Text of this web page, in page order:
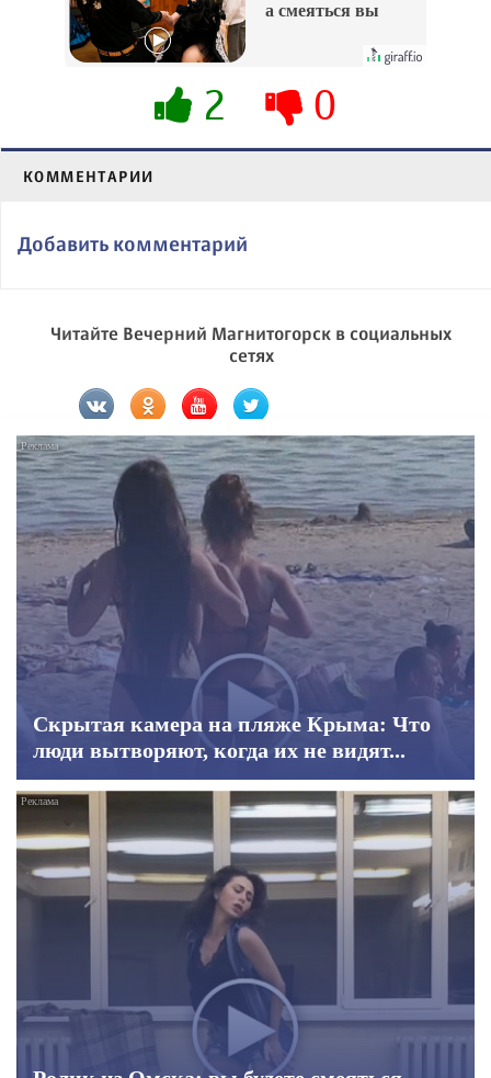
а смеяться вы
2 0
КОММЕНТАРИИ
Добавить комментарий
Читайте Вечерний Магнитогорск в социальных
сетях
Скрытая камера на пляже Крыма: Что
люди вытворяют, когда их не видят...